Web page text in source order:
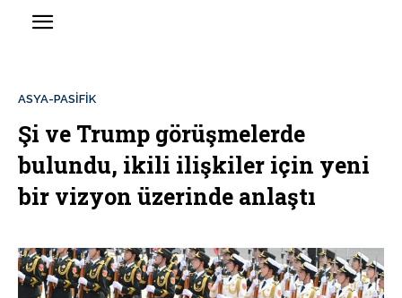
ASYA-PASİFİK
Şi ve Trump görüşmelerde
bulundu, ikili ilişkiler için yeni
bir vizyon üzerinde anlaştı